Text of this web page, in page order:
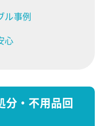
ル事例
心
分・不用品回